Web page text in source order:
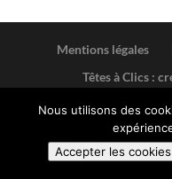
Mentions légales
Têtes à Clics :
Nous utilisons des
Accepter les cookies